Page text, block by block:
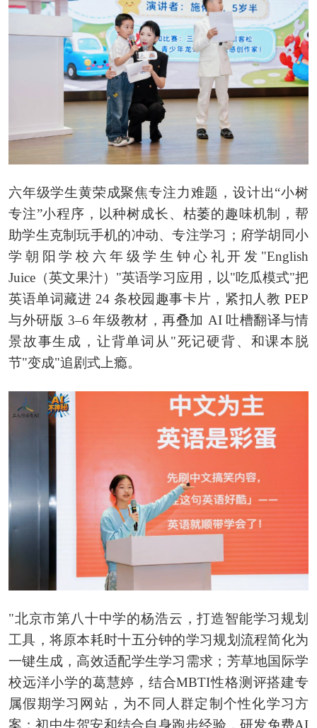
六年级学生黄荣成聚焦专注力难题，设计出“小树
专注”小程序，以种树成长、枯萎的趣味机制，帮
助学生克制玩手机的冲动、专注学习；府学胡同小
学朝阳学校六年级学生钟心礼开发"English
Juice（英文果汁）"英语学习应用，以"吃瓜模式"把
英语单词藏进 24 条校园趣事卡片，紧扣人教 PEP
与外研版 3–6 年级教材，再叠加 AI 吐槽翻译与情
景故事生成，让背单词从"死记硬背、和课本脱
节"变成"追剧式上瘾。
"北京市第八十中学的杨浩云，打造智能学习规划
工具，将原本耗时十五分钟的学习规划流程简化为
一键生成，高效适配学生学习需求；芳草地国际学
校远洋小学的葛慧婷，结合MBTI性格测评搭建专
属假期学习网站，为不同人群定制个性化学习方
案；初中生贺安和结合自身跑步经验，研发免费AI